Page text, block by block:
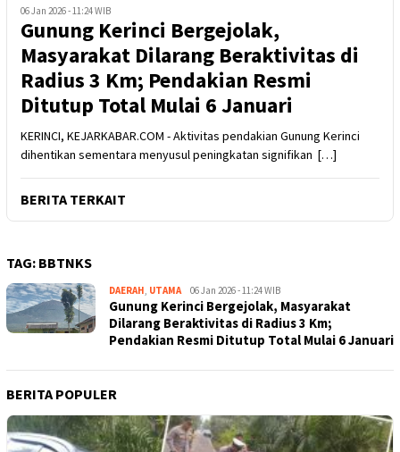
06 Jan 2026 - 11:24 WIB
Gunung Kerinci Bergejolak,
Masyarakat Dilarang Beraktivitas di
Radius 3 Km; Pendakian Resmi
Ditutup Total Mulai 6 Januari
KERINCI, KEJARKABAR.COM - Aktivitas pendakian Gunung Kerinci
dihentikan sementara menyusul peningkatan signifikan […]
BERITA TERKAIT
TAG: BBTNKS
DAERAH UTAMA Kejar
Kabar
06 Jan 2026 - 11:24 WIB
Gunung Kerinci Bergejolak, Masyarakat
Dilarang Beraktivitas di Radius 3 Km;
Pendakian Resmi Ditutup Total Mulai 6 Januari
BERITA POPULER